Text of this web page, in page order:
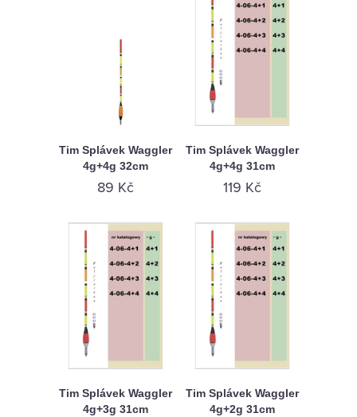
Tim Splávek Waggler
4g+4g 32cm
89 Kč
Tim Splávek Waggler
4g+4g 31cm
119 Kč
Tim Splávek Waggler
4g+3g 31cm
Tim Splávek Waggler
4g+2g 31cm